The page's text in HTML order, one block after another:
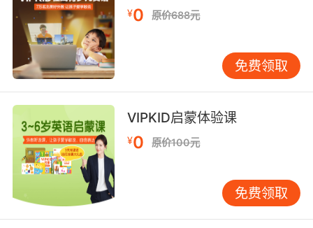
一些时态上的变化，我们通常叫限定式，而纯情
态动词是没有任何的限定是变化的，比如说人称
时态全都没有。比如说must，我们会说you
must do that。he must do that，这个must是
不会任何变化的。但是have to就不一样了。我们
会说， you have to do that。he has to do
that。I had to do that。所以它有时态上的变
化，人称上的变化。这种统称为半情态动词。
¥0 原价688元
免费领取
VIPKID启蒙体验课
¥0 原价100元
免费领取